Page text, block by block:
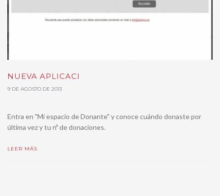
NUEVA APLICACI
9 DE AGOSTO DE 2013
Entra en "Mi espacio de Donante" y conoce cuándo donaste por
última vez y tu nº de donaciones.
LEER MÁS